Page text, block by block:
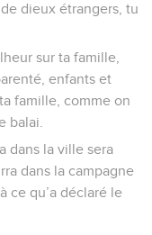
dieux étrangers, tu
sur ta famille,
enfants et
famille, comme on
balai.
dans la ville sera
dans la campagne
ce qu’a déclaré le